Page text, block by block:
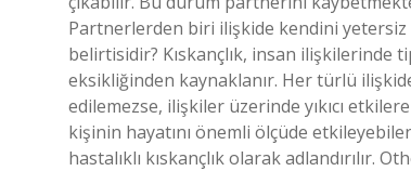
Partnerlerden biri ilişkide kendini yetersiz
belirtisidir? Kıskançlık, insan
eksikliğinden kaynaklanır. Her türlü
edilemezse, ilişkiler üzerinde yıkıcı
kişinin hayatını önemli ölçüde
hastalıklı kıskançlık olarak adlandırılır.